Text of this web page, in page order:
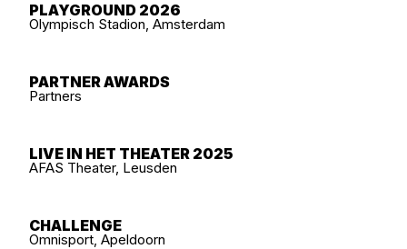
PLAYGROUND 2026
Olympisch Stadion, Amsterdam
PARTNER AWARDS
Partners
LIVE IN HET THEATER 2025
AFAS Theater, Leusden
CHALLENGE
Omnisport, Apeldoorn